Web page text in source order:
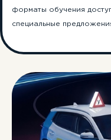
форматы обучения
специальные